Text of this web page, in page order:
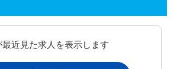
最近見た求人を表示します